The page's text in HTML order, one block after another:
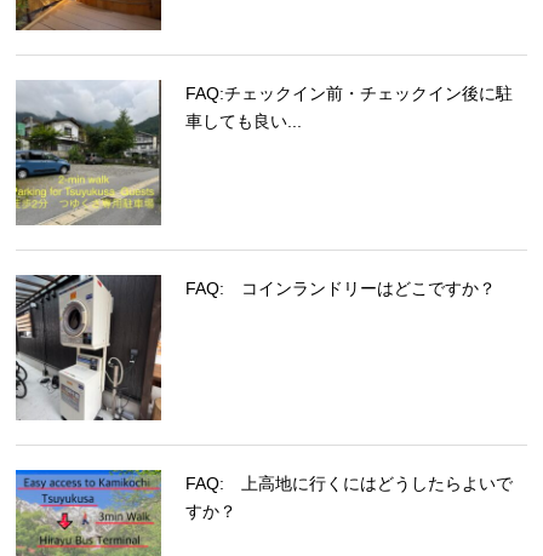
FAQ:チェックイン前・チェックイン後に駐
車しても良い...
FAQ: コインランドリーはどこですか？
FAQ: 上高地に行くにはどうしたらよいで
すか？